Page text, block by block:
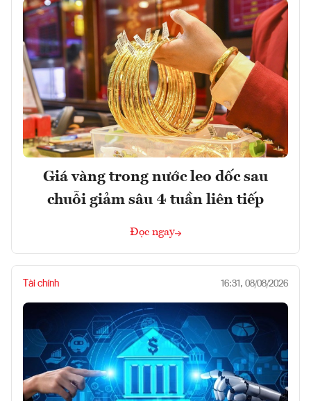
Giá vàng trong nước leo dốc sau
chuỗi giảm sâu 4 tuần liên tiếp
Đọc ngay
Tài chính 16:31, 08/08/2026